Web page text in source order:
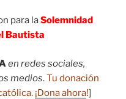
para laSolemnidad
Bautista
en redes sociales,
medios.Tu donación
¡Dona ahora!]